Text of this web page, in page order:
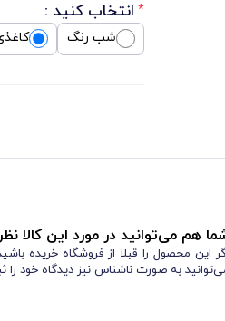
* انتخاب کنید :
شب رنگ
هم می‌توانید در مورد این کالا
این محصول را قبلا از فروشگاه خریده
به صورت ناشناس نیز دیدگاه خود را